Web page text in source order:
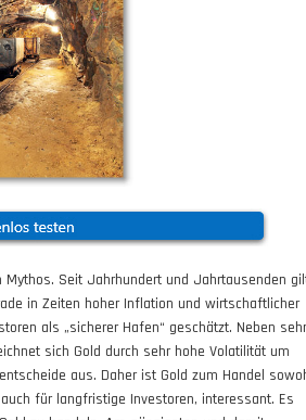
Mythos. Seit Jahrhundert und Jahrtausenden
in Zeiten hoher Inflation und wirtschaftlicher
als „sicherer Hafen“ geschätzt. Neben sehr
sich Gold durch sehr hohe Volatilität um
aus. Daher ist Gold zum Handel
für langfristige Investoren, interessant. Es